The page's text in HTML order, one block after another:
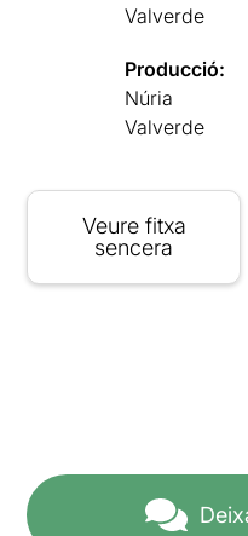
Valverde
Producció:
Núria
Valverde
Veure fitxa
sencera